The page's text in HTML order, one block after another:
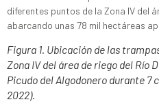
diferentes puntos de la Zona IV del
abarcando unas 78 mil hectáreas
Figura 1. Ubicación de las
Zona IV del área de riego del Río
Picudo del Algodonero durante 7
2022).